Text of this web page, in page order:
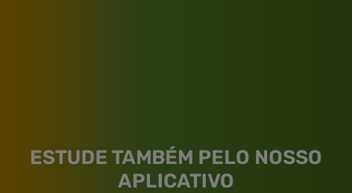
ESTUDE TAMBÉM PELO NOSSO
APLICATIVO